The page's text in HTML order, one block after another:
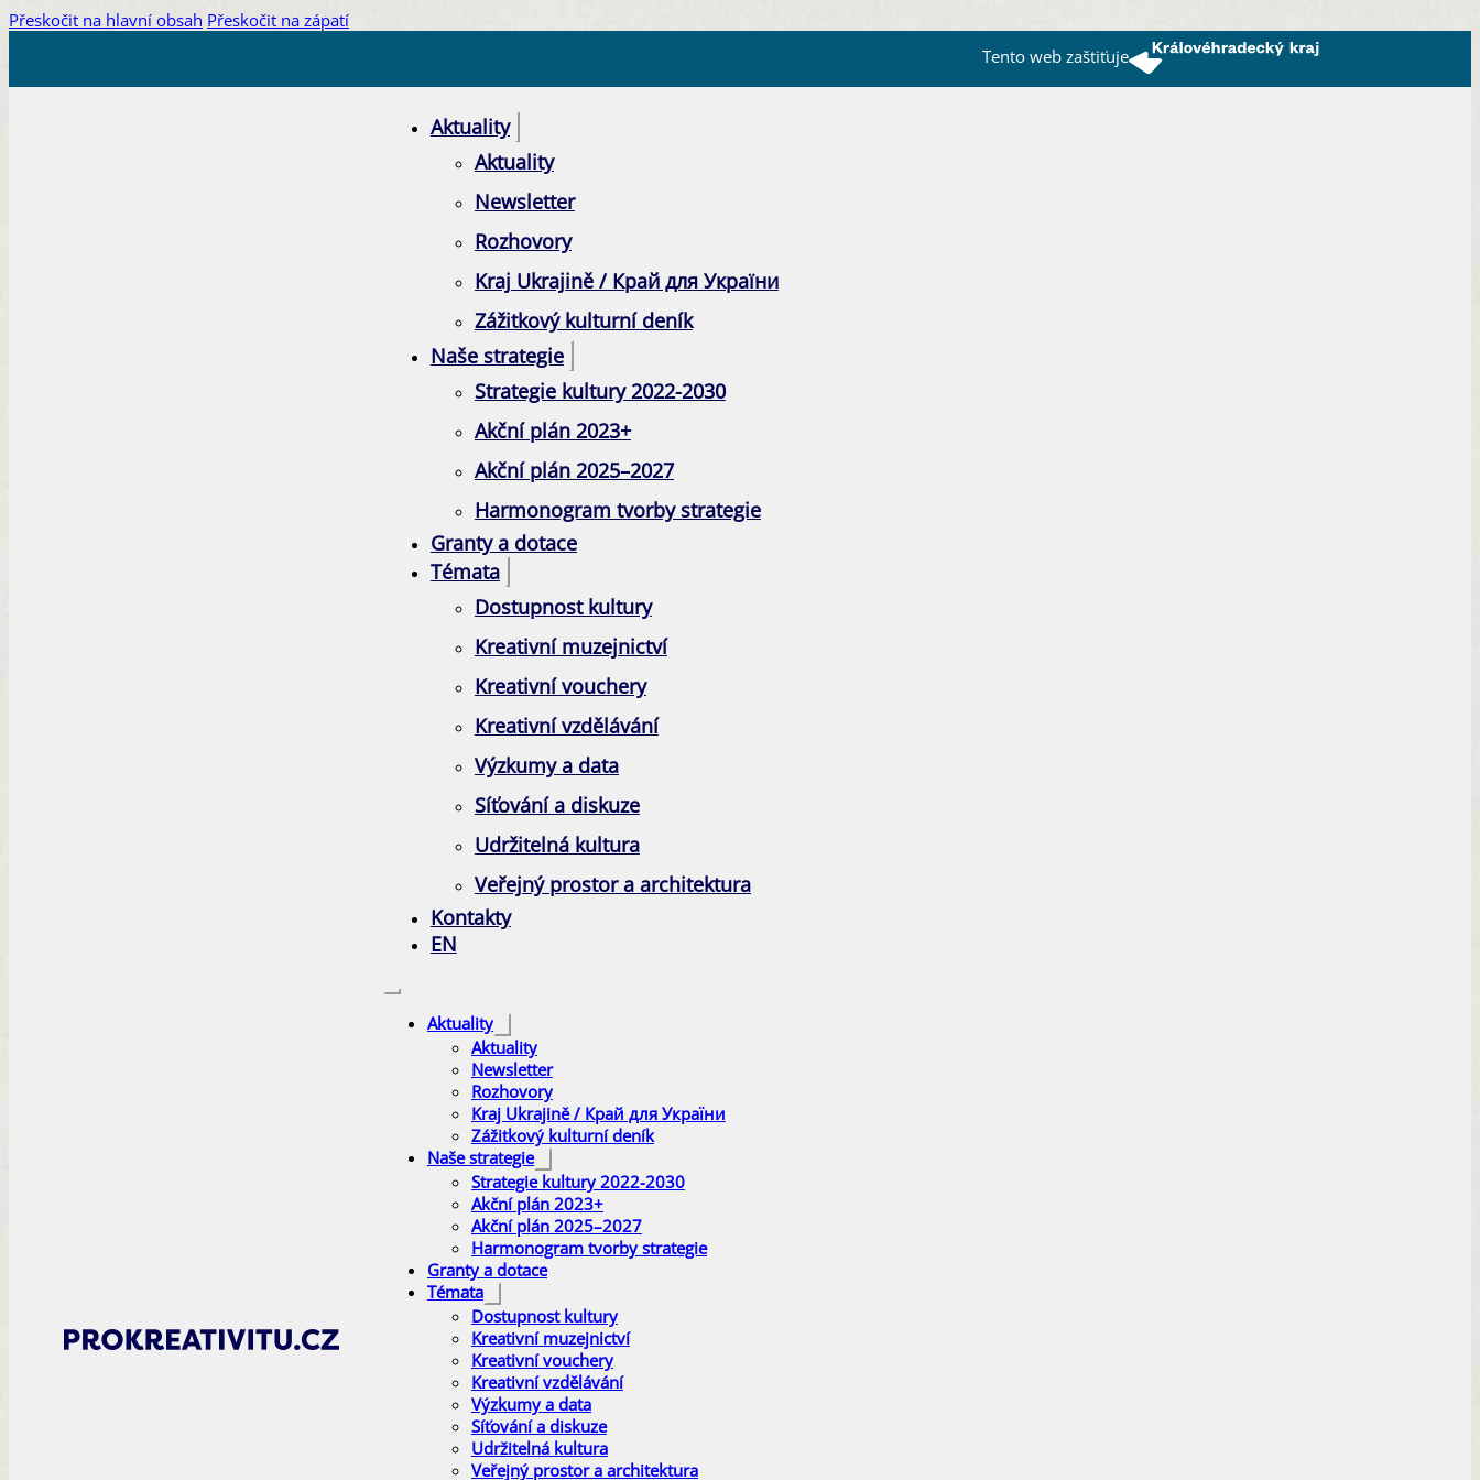
Přeskočit na hlavní obsah Přeskočit na zápatí
Tento web zaštiťuje
Aktuality
Aktuality
Newsletter
Rozhovory
Kraj Ukrajině / Край для України
Zážitkový kulturní deník
Naše strategie
Strategie kultury 2022-2030
Akční plán 2023+
Akční plán 2025–2027
Harmonogram tvorby strategie
Granty a dotace
Témata
Dostupnost kultury
Kreativní muzejnictví
Kreativní vouchery
Kreativní vzdělávání
Výzkumy a data
Síťování a diskuze
Udržitelná kultura
Veřejný prostor a architektura
Kontakty
EN
Aktuality
Aktuality
Newsletter
Rozhovory
Kraj Ukrajině / Край для України
Zážitkový kulturní deník
Naše strategie
Strategie kultury 2022-2030
Akční plán 2023+
Akční plán 2025–2027
Harmonogram tvorby strategie
Granty a dotace
Témata
Dostupnost kultury
Kreativní muzejnictví
Kreativní vouchery
Kreativní vzdělávání
Výzkumy a data
Síťování a diskuze
Udržitelná kultura
Veřejný prostor a architektura